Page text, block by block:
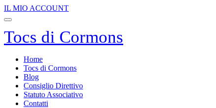
Salta
al
IL MIO ACCOUNTIL
Apri
menu
Tocs di Cormons
Home
Tocs di Cormons
Blog
Consiglio Direttivo
Statuto Associativo
Contatti